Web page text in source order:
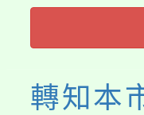
心理
門員
要點
「桃
展演
轉知本